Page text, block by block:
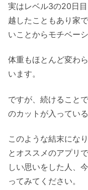
実はレベル3の20日
越したこともあり家
いことからモチベー
体重もほとんど変わ
います。
ですが、続けること
のカットが入ってい
このような結末にな
とオススメのアプリ
しい思いをした人、
ってみてください。